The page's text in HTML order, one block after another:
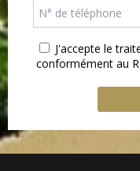
J'accepte le
conformément au